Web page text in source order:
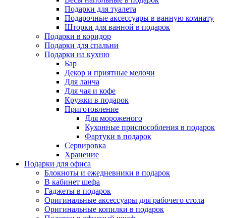
Подарки для туалета
Подарочные аксессуары в ванную комнату
Шторки для ванной в подарок
Подарки в коридор
Подарки для спальни
Подарки на кухню
Бар
Декор и приятные мелочи
Для ланча
Для чая и кофе
Кружки в подарок
Приготовление
Для мороженого
Кухонные приспособления в подарок
Фартуки в подарок
Сервировка
Хранение
Подарки для офиса
Блокноты и ежедневники в подарок
В кабинет шефа
Гаджеты в подарок
Оригинальные аксессуары для рабочего стола
Оригинальные копилки в подарок